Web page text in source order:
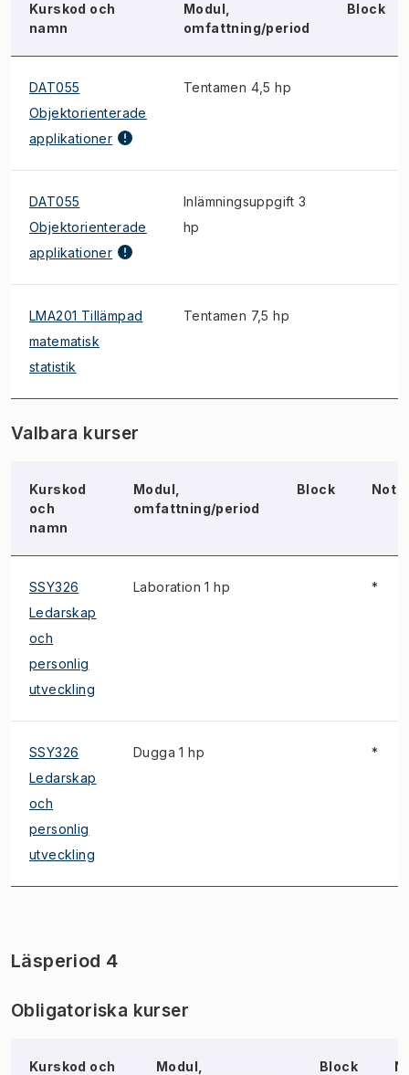
Kurskod och
namn
Modul,
omfattning/period
Block
DAT055
Objektorienterade
applikationer
Tentamen 4,5 hp
DAT055
Objektorienterade
applikationer
Inlämningsuppgift 3
hp
LMA201 Tillämpad
matematisk
statistik
Tentamen 7,5 hp
Valbara kurser
Kurskod
och
namn
Modul,
omfattning/period
Block Not
SSY326
Ledarskap
och
personlig
utveckling
Laboration 1 hp *
SSY326
Ledarskap
och
personlig
utveckling
Dugga 1 hp *
Läsperiod 4
Obligatoriska kurser
Kurskod och
Modul,
Block